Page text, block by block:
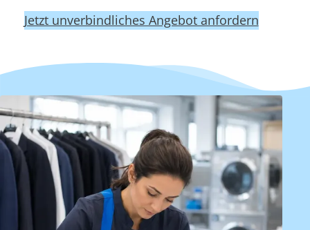
Jetzt unverbindliches Angebot anfordern